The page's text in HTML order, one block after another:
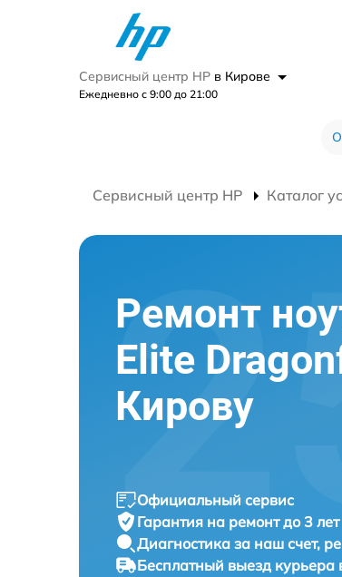
Сервисный центр HP в Кирове
Ежедневно с 9:00 до 21:00
Сервисный центр HP Каталог
Ремонт
Elite
Кирову
Официальный сервис
Гарантия на ремонт до 3 лет
Диагностика за наш счет,
Бесплатный выезд